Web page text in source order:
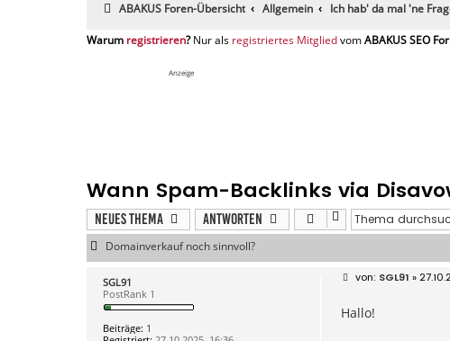
ABAKUS Foren-Übersicht Allgemein Ich hab' da mal 'ne
registrieren registriertes Mitglied
Anzeige
Wann Spam-Backlinks via
Neues Thema Antworten
Domainverkauf noch sinnvoll?
SGL91
PostRank 1
Beiträge: 1
B
t
SGL91 »
Hallo!